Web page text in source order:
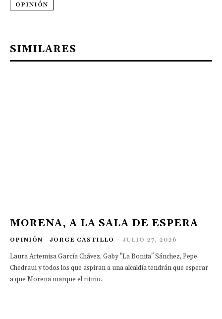
OPINIÓN
SIMILARES
MORENA, A LA SALA DE ESPERA
OPINIÓN JORGE CASTILLO - JULIO 27, 2026
Laura Artemisa García Chávez, Gaby "La Bonita" Sánchez, Pepe
Chedraui y todos los que aspiran a una alcaldía tendrán que esperar
a que Morena marque el ritmo.